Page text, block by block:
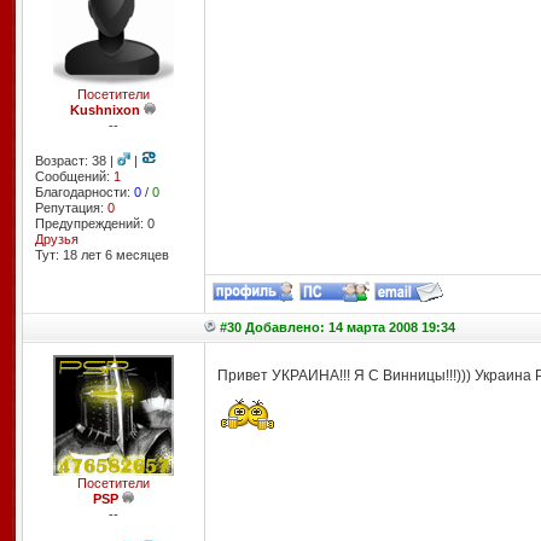
Посетители
Kushnixon
--
Возраст: 38 |
|
Сообщений: 1
Благодарности: 0/ 0
Репутация: 0
Предупреждений: 0
Друзья
Тут: 18 лет 6 месяцев
#30 Добавлено: 14 марта 2008 19:34
Посетители
PSP
--
Привет УКРАИНА!!! Я С Винницы!!!))) Украина